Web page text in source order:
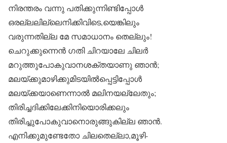
നിരന്തരം വന്നു പതിക്കുന്നിണ്ടിപ്പോൾ
ഒരല്ലലില്ലെനിക്കിവിടെ,യെങ്കിലും
വരുന്നതില്ല മേ സമാധാനം തെല്ലും!
ചെറുക്കുന്നെൻ ഗതി ചിറയാലേ ചിലർ
മറുത്തുപോകുവാനശക്തയാണു ഞാൻ;
മലയ്ക്കുമാഴിക്കുമിടയിൽപ്പെട്ടിപ്പോൾ
മലയ്ക്കയാണെന്നാൽ മലിനയല്ലേതും;
തിരിച്ചദിക്കിലേക്കിനിയൊരിക്കലും
തിരിച്ചുപോകുവാനൊരുങ്ങുകില്ല ഞാൻ.
എനിക്കുമുണ്ടേതോ ചിലതെല്ലാ,മൂഴി-